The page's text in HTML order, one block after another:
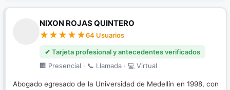
NIXON ROJAS QUINTERO
64 Usuarios
✔ Tarjeta profesional y antecedentes verificados
🏢 Presencial · 📞 Llamada · 💻 Virtual
Abogado egresado de la Universidad de Medellín en 1998, con